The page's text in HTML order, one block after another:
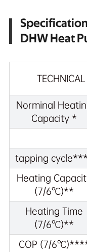
DHW Heat
Norminal
Capacity *
tapping
Heating
(7/6℃)**
Heating Time
(7/6℃)**
COP (7/